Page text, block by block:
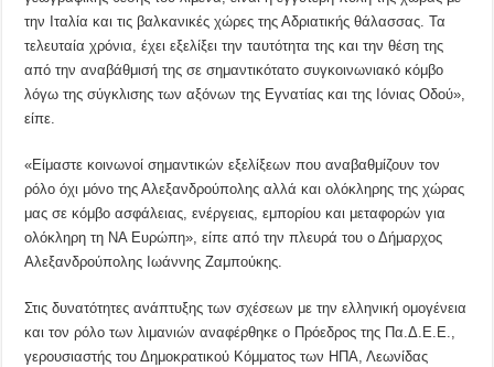
την Ιταλία και τις βαλκανικές χώρες της Αδριατικής θάλασσας. Τα
τελευταία χρόνια, έχει εξελίξει την ταυτότητα της και την θέση της
από την αναβάθμισή της σε σημαντικότατο συγκοινωνιακό κόμβο
λόγω της σύγκλισης των αξόνων της Εγνατίας και της Ιόνιας Οδού»,
είπε.
«Είμαστε κοινωνοί σημαντικών εξελίξεων που αναβαθμίζουν τον
ρόλο όχι μόνο της Αλεξανδρούπολης αλλά και ολόκληρης της χώρας
μας σε κόμβο ασφάλειας, ενέργειας, εμπορίου και μεταφορών για
ολόκληρη τη ΝΑ Ευρώπη», είπε από την πλευρά του ο Δήμαρχος
Αλεξανδρούπολης Ιωάννης Ζαμπούκης.
Στις δυνατότητες ανάπτυξης των σχέσεων με την ελληνική ομογένεια
και τον ρόλο των λιμανιών αναφέρθηκε ο Πρόεδρος της Πα.Δ.Ε.Ε.,
γερουσιαστής του Δημοκρατικού Κόμματος των ΗΠΑ, Λεωνίδας